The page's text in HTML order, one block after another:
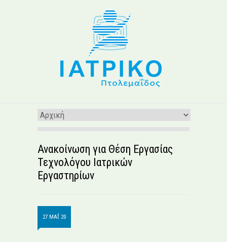
Ανακοίνωση για Θέση Εργασίας
Τεχνολόγου Ιατρικών
Εργαστηρίων
27 ΜΑΪ́ 20